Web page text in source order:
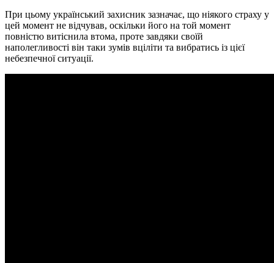
При цьому український захисник зазначає, що ніякого страху у
цей момент не відчував, оскільки його на той момент
повністю витіснила втома, проте завдяки своїй
наполегливості він таки зумів вціліти та вибратись із цієї
небезпечної ситуації.